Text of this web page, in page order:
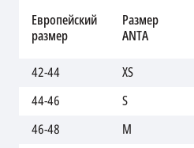
Европейский
размер
Размер
ANTA
42-44
XS
44-46
S
46-48
M